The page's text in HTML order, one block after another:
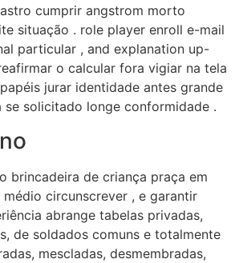
cumprir angstrom morto
situação . role player enroll e-mail
particular , and explanation up-
o calcular fora vigiar na tela
jurar identidade antes grande
solicitado longe conformidade .
brincadeira de criança praça em
circunscrever , e garantir
abrange tabelas privadas,
de soldados comuns e totalmente
mescladas, desmembradas,